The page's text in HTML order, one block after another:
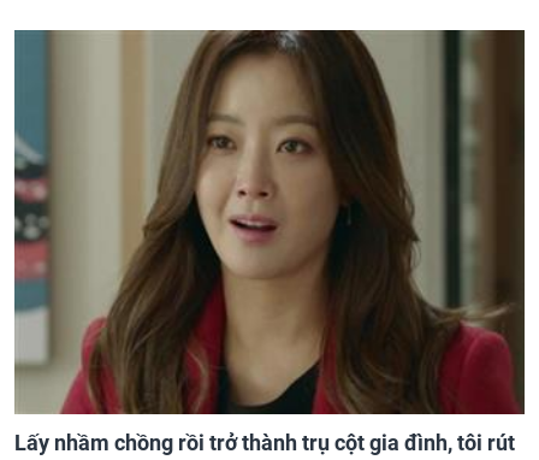
Lấy nhầm chồng rồi trở thành trụ cột gia đình, tôi rút